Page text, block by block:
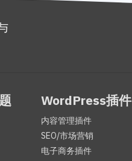
WordPress插件
内容管理插件
SEO/市场营销
电子商务插件